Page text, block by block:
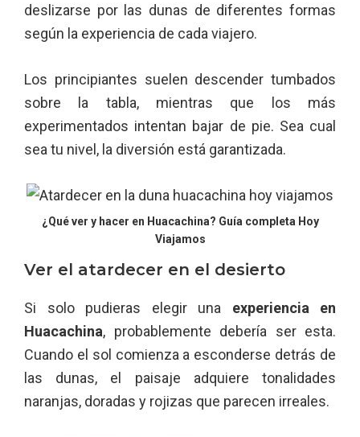
deslizarse por las dunas de diferentes formas
según la experiencia de cada viajero.
Los principiantes suelen descender tumbados
sobre la tabla, mientras que los más
experimentados intentan bajar de pie. Sea cual
sea tu nivel, la diversión está garantizada.
¿Qué ver y hacer en Huacachina? Guía completa Hoy
Viajamos
Ver el atardecer en el desierto
Si solo pudieras elegir una experiencia en
Huacachina, probablemente debería ser esta.
Cuando el sol comienza a esconderse detrás de
las dunas, el paisaje adquiere tonalidades
naranjas, doradas y rojizas que parecen irreales.